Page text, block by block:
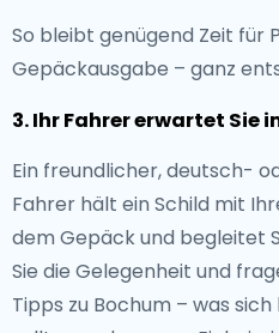
So bleibt genügend Zeit für
Gepäckausgabe – ganz
3. Ihr Fahrer erwartet Sie
Ein freundlicher, deutsch-
Fahrer hält ein Schild mit
dem Gepäck und begleitet
Sie die Gelegenheit und
Tipps zu Bochum – was